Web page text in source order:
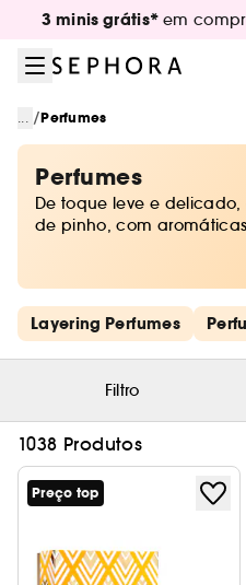
Ir para o menu
Ir para o conteúdo
Ir para o rodapé
3 minis grátis* em
... /Perfumes
Perfumes
De toque leve e
de pinho, com
variadas e ideais para
Saltar os links rápidos
Layering Perfumes
Filtro
1038 Produtos
Preço top